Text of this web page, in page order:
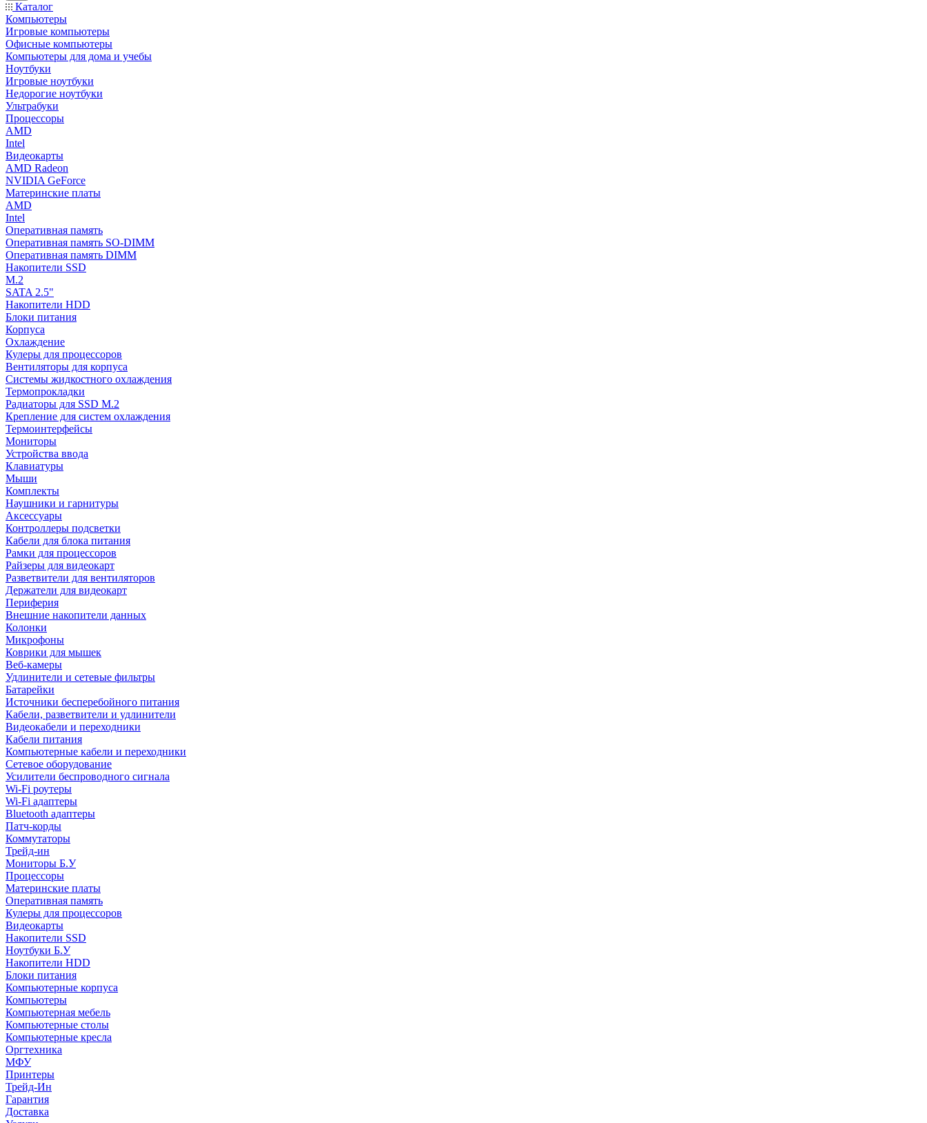
Каталог
Компьютеры
Игровые компьютеры
Офисные компьютеры
Компьютеры для дома и учебы
Ноутбуки
Игровые ноутбуки
Недорогие ноутбуки
Ультрабуки
Процессоры
AMD
Intel
Видеокарты
AMD Radeon
NVIDIA GeForce
Материнские платы
AMD
Intel
Оперативная память
Оперативная память SO-DIMM
Оперативная память DIMM
Накопители SSD
M.2
SATA 2.5"
Накопители HDD
Блоки питания
Корпуса
Охлаждение
Кулеры для процессоров
Вентиляторы для корпуса
Системы жидкостного охлаждения
Термопрокладки
Радиаторы для SSD M.2
Крепление для систем охлаждения
Термоинтерфейсы
Мониторы
Устройства ввода
Клавиатуры
Мыши
Комплекты
Наушники и гарнитуры
Аксессуары
Контроллеры подсветки
Кабели для блока питания
Рамки для процессоров
Райзеры для видеокарт
Разветвители для вентиляторов
Держатели для видеокарт
Периферия
Внешние накопители данных
Колонки
Микрофоны
Коврики для мышек
Веб-камеры
Удлинители и сетевые фильтры
Батарейки
Источники бесперебойного питания
Кабели, разветвители и удлинители
Видеокабели и переходники
Кабели питания
Компьютерные кабели и переходники
Сетевое оборудование
Усилители беспроводного сигнала
Wi-Fi роутеры
Wi-Fi адаптеры
Bluetooth адаптеры
Патч-корды
Коммутаторы
Трейд-ин
Мониторы Б.У
Процессоры
Материнские платы
Оперативная память
Кулеры для процессоров
Видеокарты
Накопители SSD
Ноутбуки Б.У
Накопители HDD
Блоки питания
Компьютерные корпуса
Компьютеры
Компьютерная мебель
Компьютерные столы
Компьютерные кресла
Оргтехника
МФУ
Принтеры
Трейд-Ин
Гарантия
Доставка